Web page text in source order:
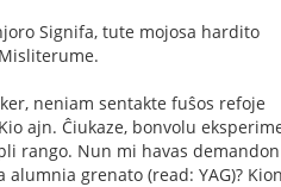
Signifa, tute mojosa hardito
neniam sentakte fuŝos refoje
ajn. Ĉiukaze, bonvolu
rango. Nun mi havas
alumnia grenato (read: YAG)?